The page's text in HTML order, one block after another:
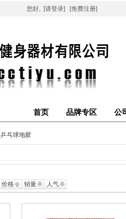
您好, [请登录] [免费注册]
首页 品牌专区 公
乒乓球地胶
价格
销量 人气